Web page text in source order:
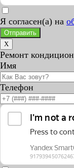
Я согласен(а) на
Отправить
X
Ремонт
Имя
Телефон